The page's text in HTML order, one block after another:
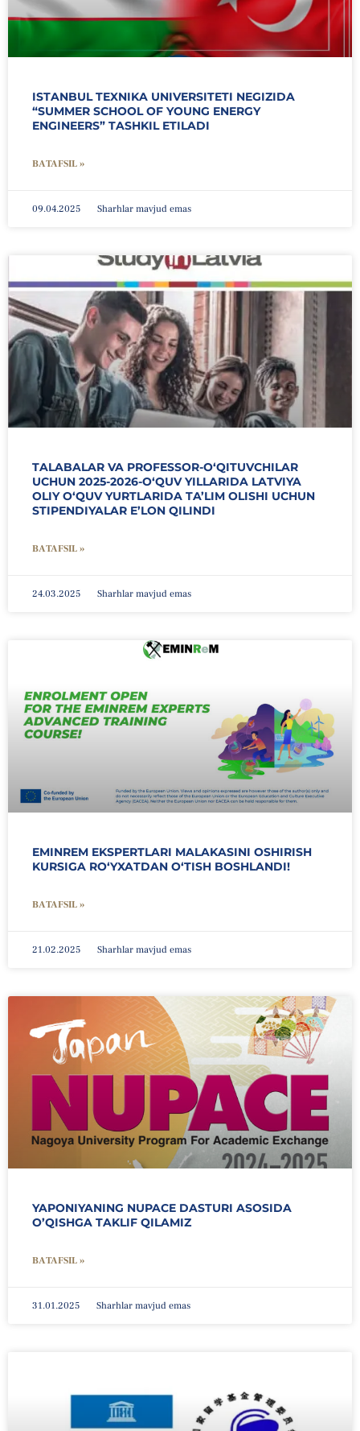
ISTANBUL TEXNIKA UNIVERSITETI NEGIZIDA
“SUMMER SCHOOL OF YOUNG ENERGY
ENGINEERS” TASHKIL ETILADI
BATAFSIL »
09.04.2025 Sharhlar mavjud emas
TALABALAR VA PROFESSOR-O‘QITUVCHILAR
UCHUN 2025-2026-O‘QUV YILLARIDA LATVIYA
OLIY O‘QUV YURTLARIDA TA’LIM OLISHI UCHUN
STIPENDIYALAR E’LON QILINDI
BATAFSIL »
24.03.2025 Sharhlar mavjud emas
EMINREM EKSPERTLARI MALAKASINI OSHIRISH
KURSIGA RO‘YXATDAN O‘TISH BOSHLANDI!
BATAFSIL »
21.02.2025 Sharhlar mavjud emas
YAPONIYANING NUPACE DASTURI ASOSIDA
O’QISHGA TAKLIF QILAMIZ
BATAFSIL »
31.01.2025 Sharhlar mavjud emas